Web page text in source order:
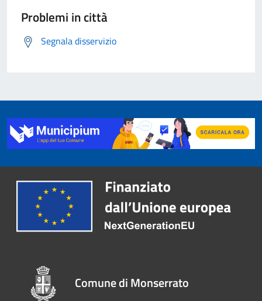
Problemi in città
Segnala disservizio
Comune di Monserrato